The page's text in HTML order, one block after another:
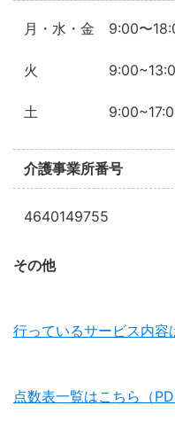
月・水・金 9:00〜
火
土
介護事業所番号
4640149755
その他
行っているサービス内容
点数表一覧はこちら（